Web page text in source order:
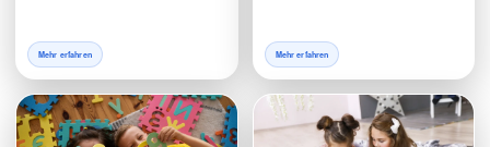
Mehr erfahren Mehr erfahren